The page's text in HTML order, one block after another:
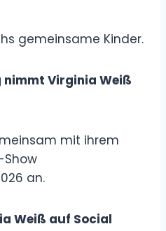
gemeinsame Kinder.
nimmt Virginia Weiß
mit ihrem
an.
Weiß auf Social